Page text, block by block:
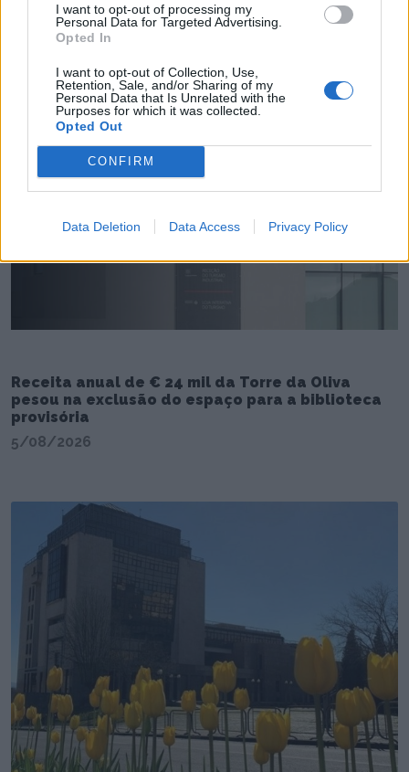
I want to opt-out of processing my
Personal Data for Targeted Advertising.
Opted In
I want to opt-out of Collection, Use,
Retention, Sale, and/or Sharing of my
Personal Data that Is Unrelated with the
Purposes for which it was collected.
Opted Out
CONFIRM
Data Deletion Data Access Privacy Policy
Receita anual de € 24 mil da Torre da Oliva
pesou na exclusão do espaço para a biblioteca
provisória
5/08/2026